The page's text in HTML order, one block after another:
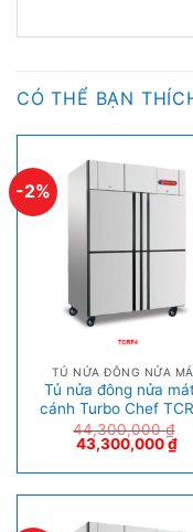
CÓ THỂ BẠN
-2%
TỦ NỬA ĐÔNG NỬA
Tủ nửa đông nửa
cánh Turbo Chef
44,300,000₫
43,300,000₫